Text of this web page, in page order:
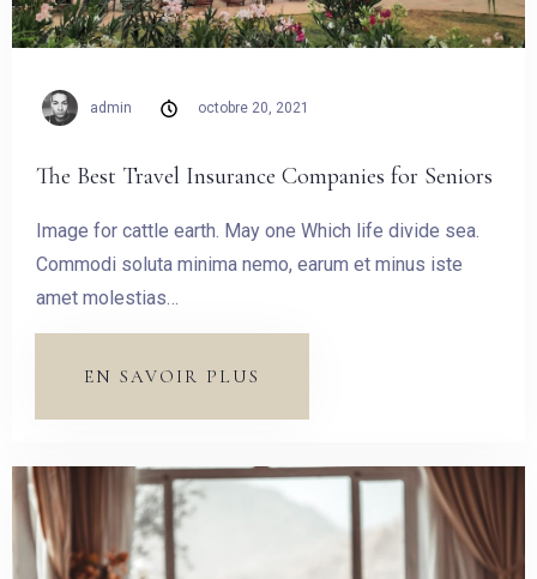
admin octobre 20, 2021
The Best Travel Insurance Companies for Seniors
Image for cattle earth. May one Which life divide sea.
Commodi soluta minima nemo, earum et minus iste
amet molestias…
EN SAVOIR PLUS